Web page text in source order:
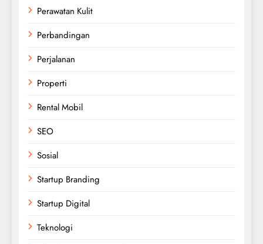
Perawatan Kulit
Perbandingan
Perjalanan
Properti
Rental Mobil
SEO
Sosial
Startup Branding
Startup Digital
Teknologi